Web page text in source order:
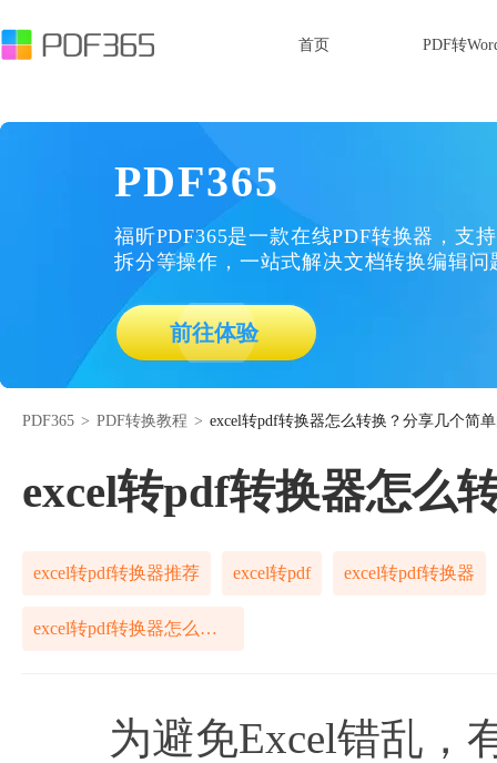
首页 PDF转
PDF365
福昕PDF365是一款在线PDF转换器，支
拆分等操作，一站式解决文档转换编辑问
前往体验
PDF365 > PDF转换教程 > excel转pdf转换器怎么转换？分享几个简
excel转pdf转换器怎么
excel转pdf转换器推荐 excel转pdf excel转pdf转换器
excel转pdf转换器怎么转换
为避免Excel错乱，有